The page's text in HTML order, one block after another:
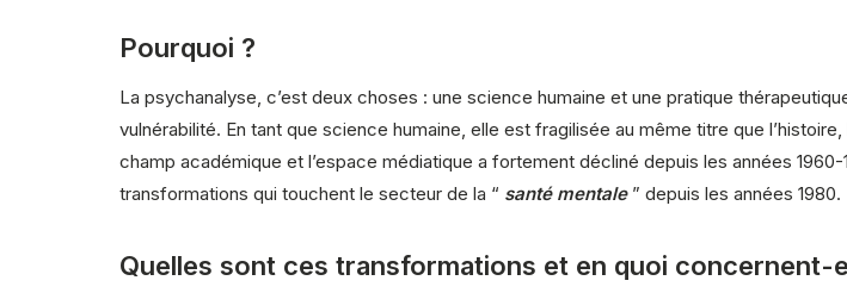
Pourquoi ?
La psychanalyse, c’est deux choses : une science humaine et une pratique
vulnérabilité. En tant que science humaine, elle est fragilisée au même titre que
champ académique et l’espace médiatique a fortement décliné depuis les années
transformations qui touchent le secteur de la “ santé mentale ” depuis les années 1980.
Quelles sont ces transformations et en quoi concernent-